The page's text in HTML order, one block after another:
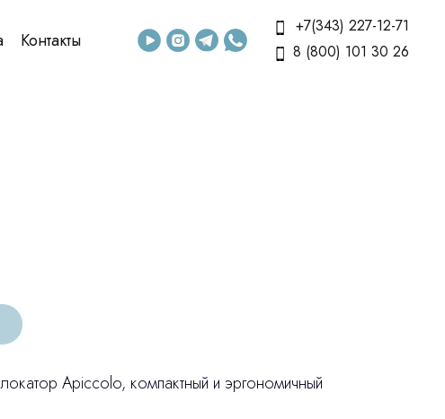
Контакты
+7(343) 227-12-71
8 (800) 101 30 26
Apiccolo, компактный и эргономичный